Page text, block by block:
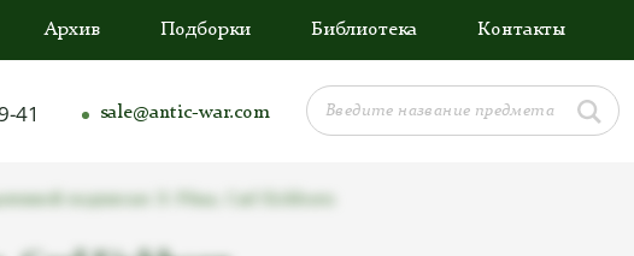
Архив Подборки Библиотека Контакты
41 sale@antic-war.com